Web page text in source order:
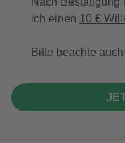
ich einen 10 €
Bitte beachte